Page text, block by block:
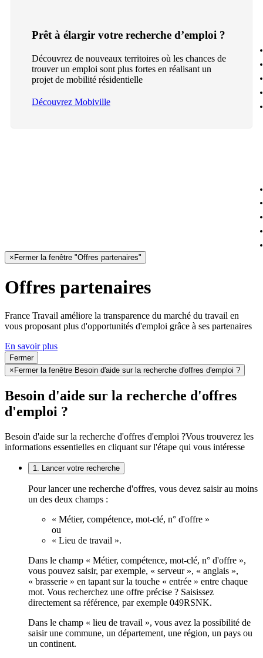
Prêt à élargir votre recherche d’emploi ?
Découvrez de nouveaux territoires où les chances de
trouver un emploi sont plus fortes en réalisant un
projet de mobilité résidentielle
Découvrez Mobiville
× Fermer la fenêtre "Offres partenaires"
Offres partenaires
France Travail améliore la transparence du marché du travail en
vous proposant plus d'opportunités d'emploi grâce à ses partenaires
En savoir plus
Fermer
× Fermer la fenêtre Besoin d'aide sur la recherche d'offres d'emploi ?
Besoin d'aide sur la recherche d'offres
d'emploi ?
Besoin d'aide sur la recherche d'offres d'emploi ?Vous trouverez les
informations essentielles en cliquant sur l'étape qui vous intéresse
1. Lancer votre recherche
Pour lancer une recherche d'offres, vous devez saisir au moins
un des deux champs :
« Métier, compétence, mot-clé, n° d'offre »
ou
« Lieu de travail ».
Dans le champ « Métier, compétence, mot-clé, n° d'offre »,
vous pouvez saisir, par exemple, « serveur », « anglais »,
« brasserie » en tapant sur la touche « entrée » entre chaque
mot. Vous recherchez une offre précise ? Saisissez
directement sa référence, par exemple 049RSNK.
Dans le champ « lieu de travail », vous avez la possibilité de
saisir une commune, un département, une région, un pays ou
un continent.